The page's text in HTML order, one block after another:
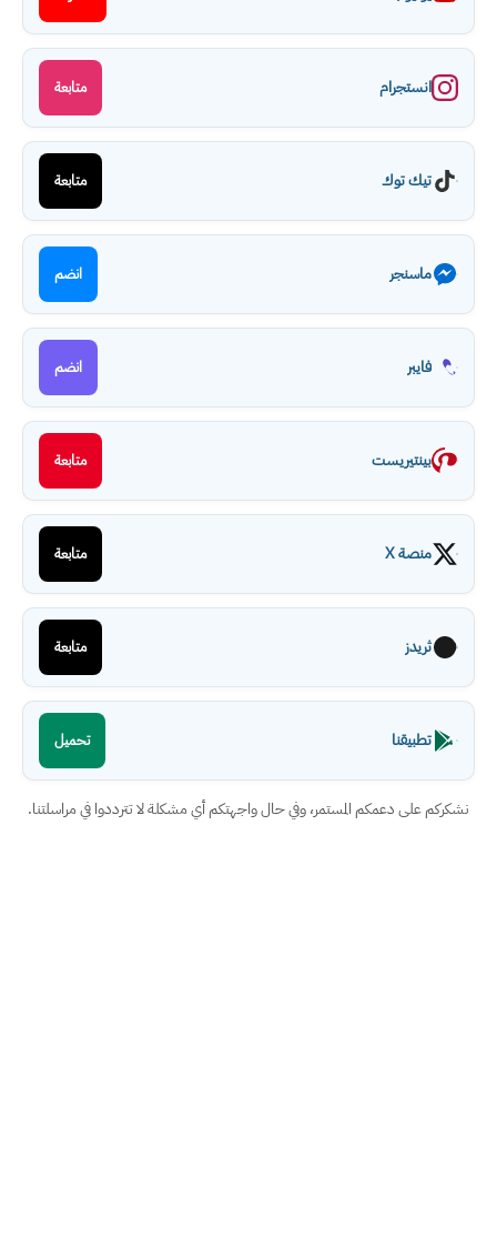
انستجرام متابعة
تيك توك متابعة
ماسنجر انضم
فايبر انضم
بينتيريست متابعة
منصة X متابعة
ثريدز متابعة
تطبيقنا تحميل
نشكركم على دعمكم المستمر، وفي حال واجهتكم أي مشكلة لا تترددوا في مراسلتنا.